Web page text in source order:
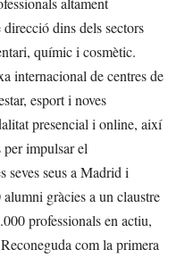
dins dels sectors
químic i cosmètic.
internacional de centres de
esport i noves
presencial i online, així
per impulsar el
seves seus a Madrid i
gràcies a un claustre
professionals en actiu,
com la primera